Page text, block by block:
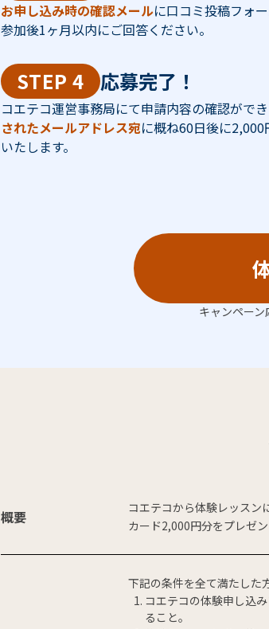
お申し込み時の確認メールに口コミ投稿フォ
参加後1ヶ月以内にご回答ください。
STEP 4 応募完了！
コエテコ運営事務局にて申請内容の確認ができ
されたメールアドレス宛に概ね60日後に
いたします。
キャンペーン
概要
コエテコから体験レッスン
カード2,000円分をプレゼン
下記の条件を全て満たした
コエテコの体験申し込
ること。